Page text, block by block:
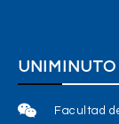
UNIMINUTO
Facultad